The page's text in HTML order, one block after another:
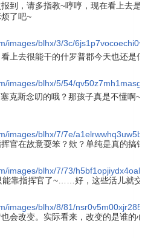
到，请多指教~哼哼，现在看上去
了吧~
images/blhx/3/3c/
上去很能干的什罗普郡今天也还是
images/blhx/5/54/
克斯念叨的哦？那孩子真是不懂啊
images/blhx/7/7e/
官在故意耍笨？欸？单纯是真的搞
images/blhx/7/73/
能靠指挥官了~……好，这些活儿就
images/blhx/8/81/
会改变。实际看来，改变的是谁的